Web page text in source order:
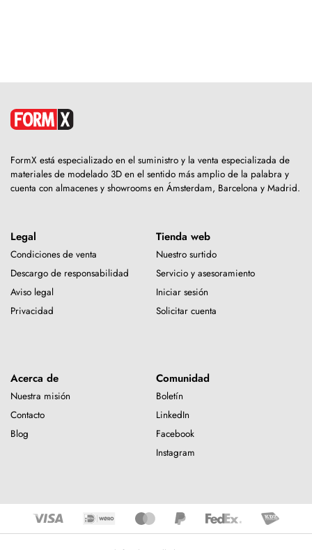
FormX está especializado en el suministro y la venta especializada de
materiales de modelado 3D en el sentido más amplio de la palabra y
cuenta con almacenes y showrooms en Ámsterdam, Barcelona y Madrid.
Legal
Condiciones de venta
Descargo de responsabilidad
Aviso legal
Privacidad
Tienda web
Nuestro surtido
Servicio y asesoramiento
Iniciar sesión
Solicitar cuenta
Acerca de
Nuestra misión
Contacto
Blog
Comunidad
Boletín
LinkedIn
Facebook
Instagram